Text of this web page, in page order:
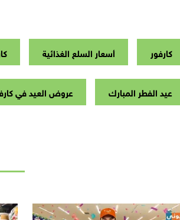
كارفور أسعار السلع الغذائية
عيد الفطر المبارك عروض العيد في